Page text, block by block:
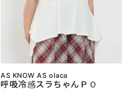
AS KNOW AS olaca
呼吸冷感スラちゃんＰＯ